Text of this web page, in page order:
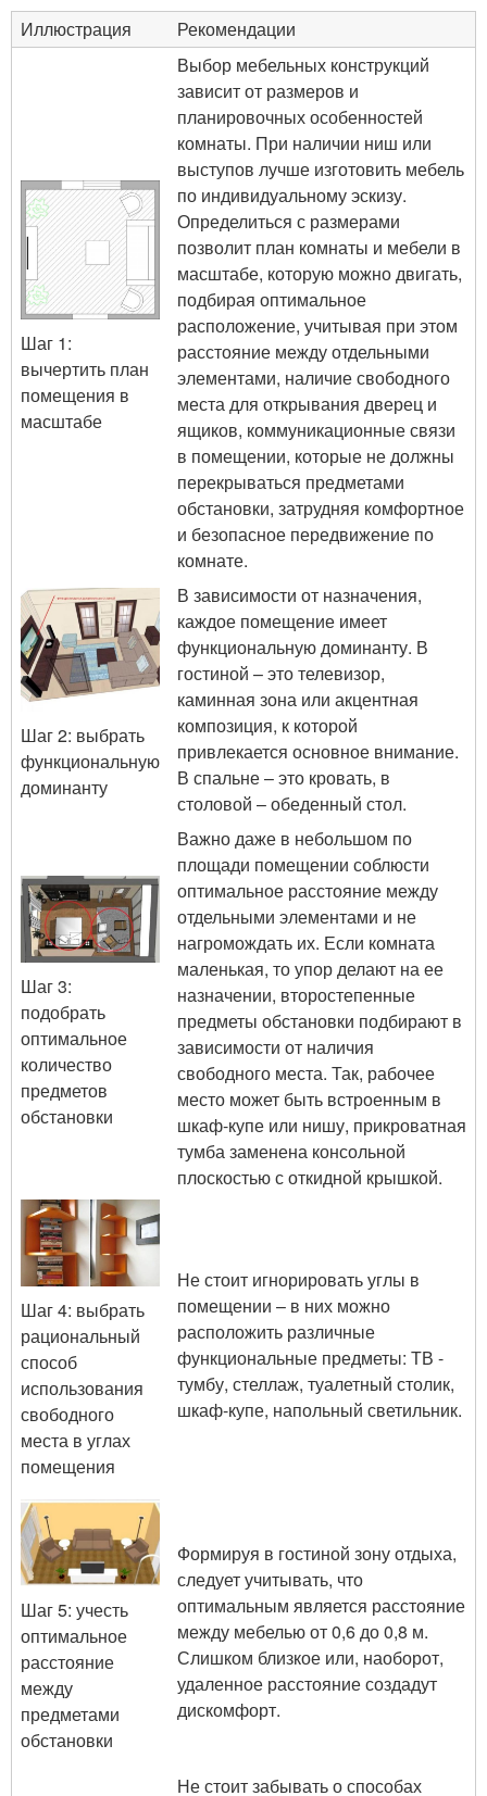
Иллюстрация
Рекомендации
Шаг 1:
вычертить план
помещения в
масштабе
Выбор мебельных конструкций
зависит от размеров и
планировочных особенностей
комнаты. При наличии ниш или
выступов лучше изготовить мебель
по индивидуальному эскизу.
Определиться с размерами
позволит план комнаты и мебели в
масштабе, которую можно двигать,
подбирая оптимальное
расположение, учитывая при этом
расстояние между отдельными
элементами, наличие свободного
места для открывания дверец и
ящиков, коммуникационные связи
в помещении, которые не должны
перекрываться предметами
обстановки, затрудняя комфортное
и безопасное передвижение по
комнате.
Шаг 2: выбрать
функциональную
доминанту
В зависимости от назначения,
каждое помещение имеет
функциональную доминанту. В
гостиной – это телевизор,
каминная зона или акцентная
композиция, к которой
привлекается основное внимание.
В спальне – это кровать, в
столовой – обеденный стол.
Шаг 3:
подобрать
оптимальное
количество
предметов
обстановки
Важно даже в небольшом по
площади помещении соблюсти
оптимальное расстояние между
отдельными элементами и не
нагромождать их. Если комната
маленькая, то упор делают на ее
назначении, второстепенные
предметы обстановки подбирают в
зависимости от наличия
свободного места. Так, рабочее
место может быть встроенным в
шкаф-купе или нишу, прикроватная
тумба заменена консольной
плоскостью с откидной крышкой.
Шаг 4: выбрать
рациональный
способ
использования
свободного
места в углах
помещения
Не стоит игнорировать углы в
помещении – в них можно
расположить различные
функциональные предметы: ТВ -
тумбу, стеллаж, туалетный столик,
шкаф-купе, напольный светильник.
Шаг 5: учесть
оптимальное
расстояние
между
предметами
обстановки
Формируя в гостиной зону отдыха,
следует учитывать, что
оптимальным является расстояние
между мебелью от 0,6 до 0,8 м.
Слишком близкое или, наоборот,
удаленное расстояние создадут
дискомфорт.
Не стоит забывать о способах